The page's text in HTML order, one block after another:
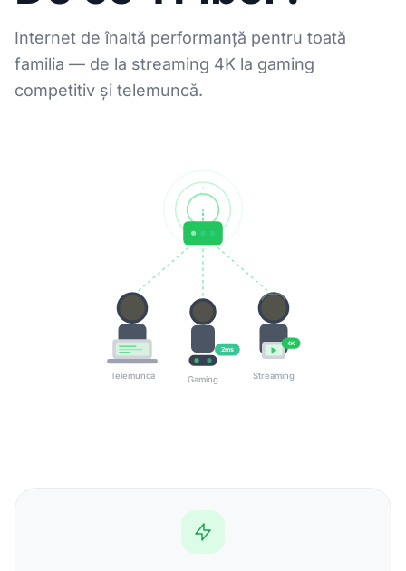
Internet de înaltă performanță pentru toată
familia — de la streaming 4K la gaming
competitiv și telemuncă.
Telemuncă
2ms
Gaming
4K
Streaming